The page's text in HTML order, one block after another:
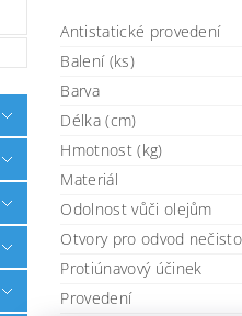
Antistatické provedení
Balení (ks)
Barva
Délka (cm)
Hmotnost (kg)
Materiál
Odolnost vůči olejům
Otvory pro odvod
Protiúnavový účinek
Provedení